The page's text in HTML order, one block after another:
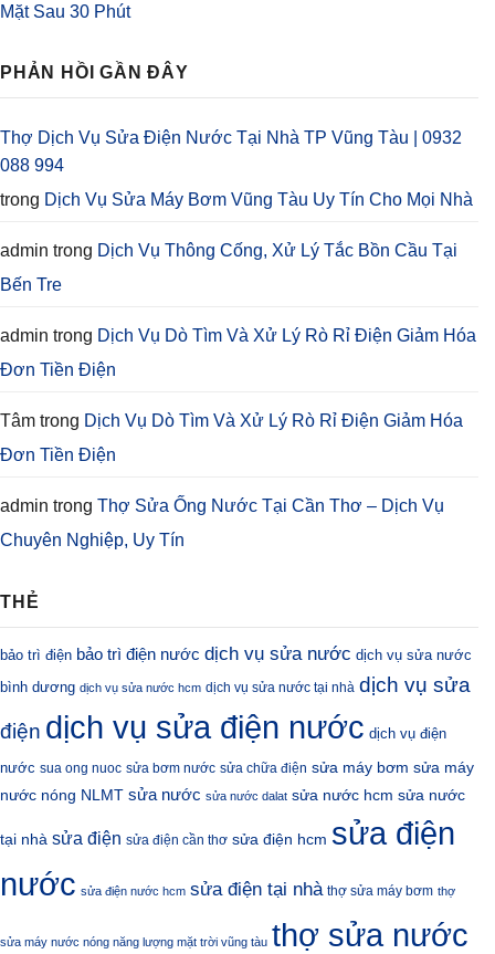
Mặt Sau 30 Phút
PHẢN HỒI GẦN ĐÂY
Thợ Dịch Vụ Sửa Điện Nước Tại Nhà TP Vũng Tàu | 0932
088 994
trong Dịch Vụ Sửa Máy Bơm Vũng Tàu Uy Tín Cho Mọi Nhà
admin trong Dịch Vụ Thông Cống, Xử Lý Tắc Bồn Cầu Tại
Bến Tre
admin trong Dịch Vụ Dò Tìm Và Xử Lý Rò Rỉ Điện Giảm Hóa
Đơn Tiền Điện
Tâm trong Dịch Vụ Dò Tìm Và Xử Lý Rò Rỉ Điện Giảm Hóa
Đơn Tiền Điện
admin trong Thợ Sửa Ống Nước Tại Cần Thơ – Dịch Vụ
Chuyên Nghiệp, Uy Tín
THẺ
bảo trì điện bảo trì điện nước dịch vụ sửa nước dịch vụ sửa nước
bình dương dịch vụ sửa nước hcm dịch vụ sửa nước tại nhà dịch vụ sửa
điện dịch vụ sửa điện nước dịch vụ điện
nước sua ong nuoc sửa bơm nước sửa chữa điện sửa máy bơm sửa máy
nước nóng NLMT sửa nước sửa nước dalat sửa nước hcm sửa nước
tại nhà sửa điện sửa điện cần thơ sửa điện hcm sửa điện
nước sửa điện nước hcm sửa điện tại nhà thợ sửa máy bơm thợ
sửa máy nước nóng năng lượng mặt trời vũng tàu thợ sửa nước